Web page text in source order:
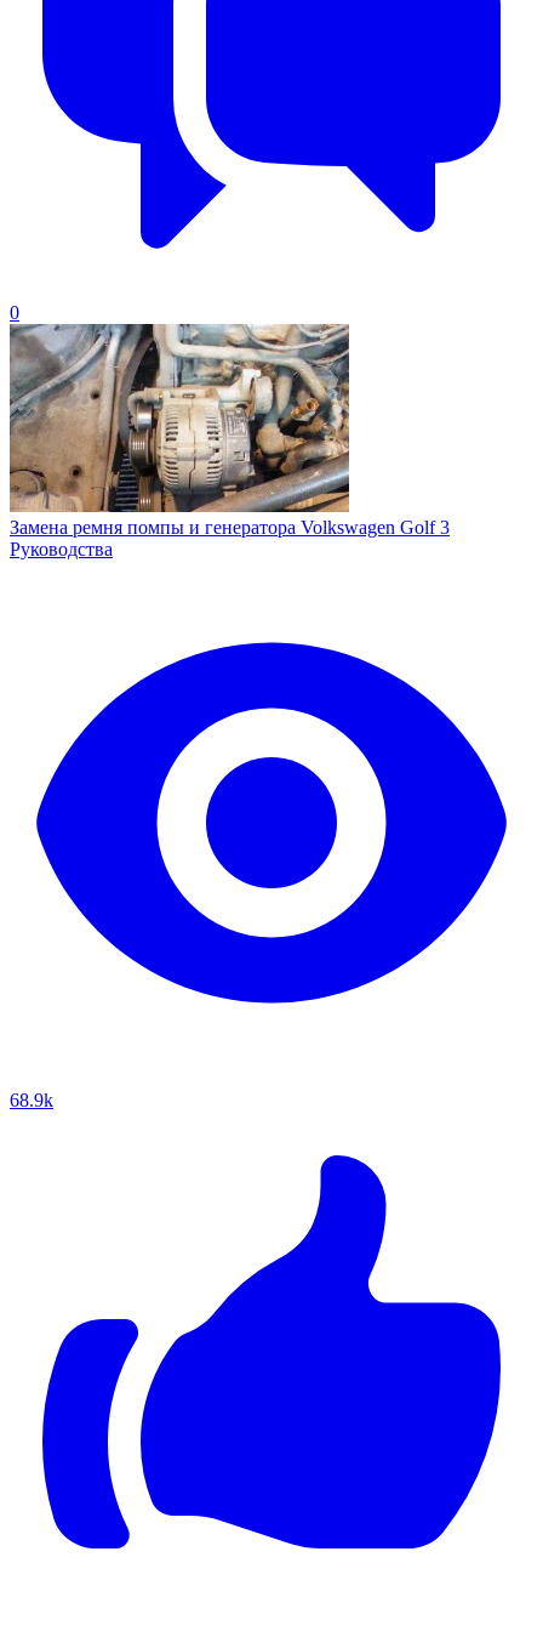
0
Замена ремня помпы и генератора Volkswagen Golf 3
Руководства
68.9k